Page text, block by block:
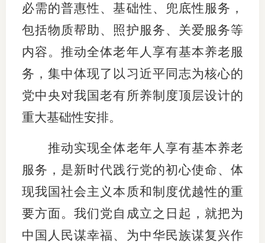
期货公
必需的普惠性、基础性、兜底性服务，
包括物质帮助、照护服务、关爱服务等
内容。推动全体老年人享有基本养老服
务，集中体现了以习近平同志为核心的
党中央对我国老有所养制度顶层设计的
重大基础性安排。
推动实现全体老年人享有基本养老
服务，是新时代践行党的初心使命、体
现我国社会主义本质和制度优越性的重
要方面。我们党自成立之日起，就把为
中国人民谋幸福、为中华民族谋复兴作